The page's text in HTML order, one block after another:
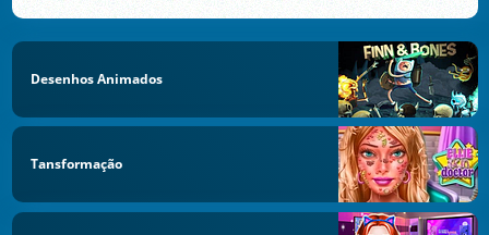
Desenhos Animados
Tansformação